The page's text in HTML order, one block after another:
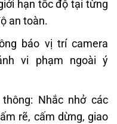
hạn tốc độ tại từng
an toàn.
báo vị trí camera
vi phạm ngoài ý
Nhắc nhở các
rẽ, cấm dừng, giao